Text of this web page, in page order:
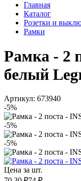
Главная
Каталог
Розетки и
Рамки
Рамка - 2
белый
Артикул: 673940
-5%
-5%
-5%
Цена за шт.